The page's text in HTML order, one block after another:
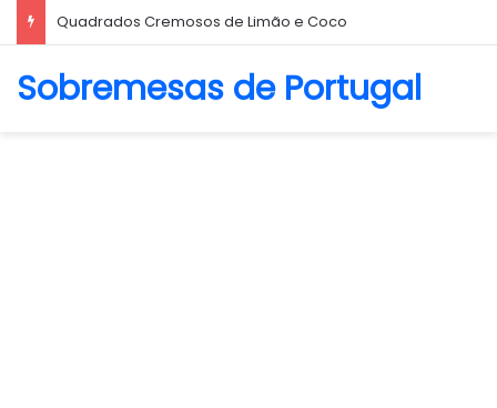
Quadrados Cremosos de Limão e Coco
Sobremesas de Portugal